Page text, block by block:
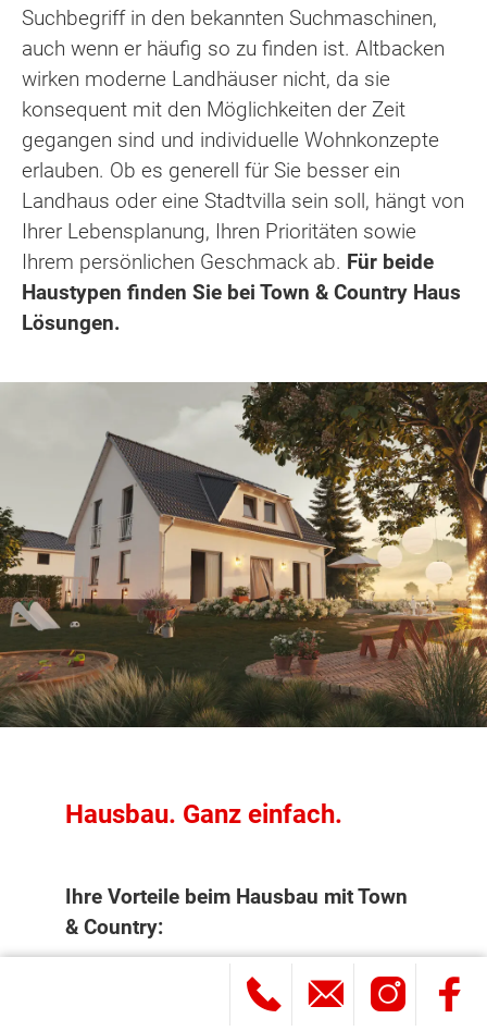
Suchbegriff in den bekannten Suchmaschinen,
auch wenn er häufig so zu finden ist. Altbacken
wirken moderne Landhäuser nicht, da sie
konsequent mit den Möglichkeiten der Zeit
gegangen sind und individuelle Wohnkonzepte
erlauben. Ob es generell für Sie besser ein
Landhaus oder eine Stadtvilla sein soll, hängt von
Ihrer Lebensplanung, Ihren Prioritäten sowie
Ihrem persönlichen Geschmack ab. Für beide
Haustypen finden Sie bei Town & Country Haus
Lösungen.
Hausbau. Ganz einfach.
Ihre Vorteile beim Hausbau mit Town
& Country:
12 Monate Festpreisgarantie und
garantierte Bauzeit